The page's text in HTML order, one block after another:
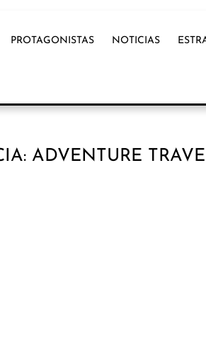
PROTAGONISTAS NOTICIAS
ADVENTURE